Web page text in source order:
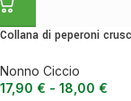
Collana di peperoni
Nonno Ciccio
17,90 € - 18,00 €